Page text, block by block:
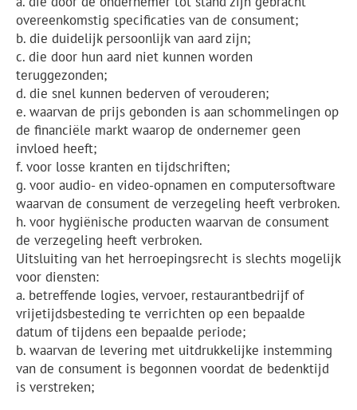
overeenkomstig specificaties van de consument;
b. die duidelijk persoonlijk van aard zijn;
c. die door hun aard niet kunnen worden
teruggezonden;
d. die snel kunnen bederven of verouderen;
e. waarvan de prijs gebonden is aan schommelingen op
de financiële markt waarop de ondernemer geen
invloed heeft;
f. voor losse kranten en tijdschriften;
g. voor audio- en video-opnamen en computersoftware
waarvan de consument de verzegeling heeft verbroken.
h. voor hygiënische producten waarvan de consument
de verzegeling heeft verbroken.
Uitsluiting van het herroepingsrecht is slechts mogelijk
voor diensten:
a. betreffende logies, vervoer, restaurantbedrijf of
vrijetijdsbesteding te verrichten op een bepaalde
datum of tijdens een bepaalde periode;
b. waarvan de levering met uitdrukkelijke instemming
van de consument is begonnen voordat de bedenktijd
is verstreken;